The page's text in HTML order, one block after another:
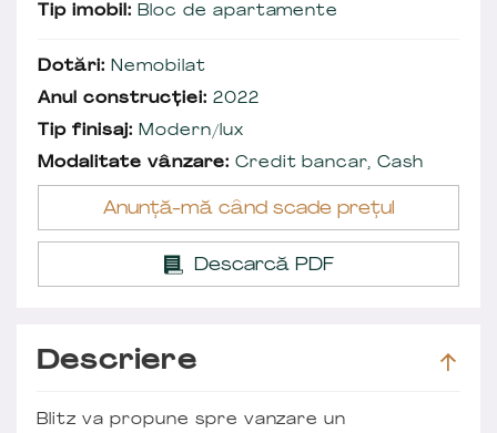
Tip imobil: Bloc de apartamente
Dotări: Nemobilat
Anul construcției: 2022
Tip finisaj: Modern/lux
Modalitate vânzare: Credit bancar, Cash
Anunță-mă când scade prețul
Descarcă PDF
Descriere
Blitz va propune spre vanzare un